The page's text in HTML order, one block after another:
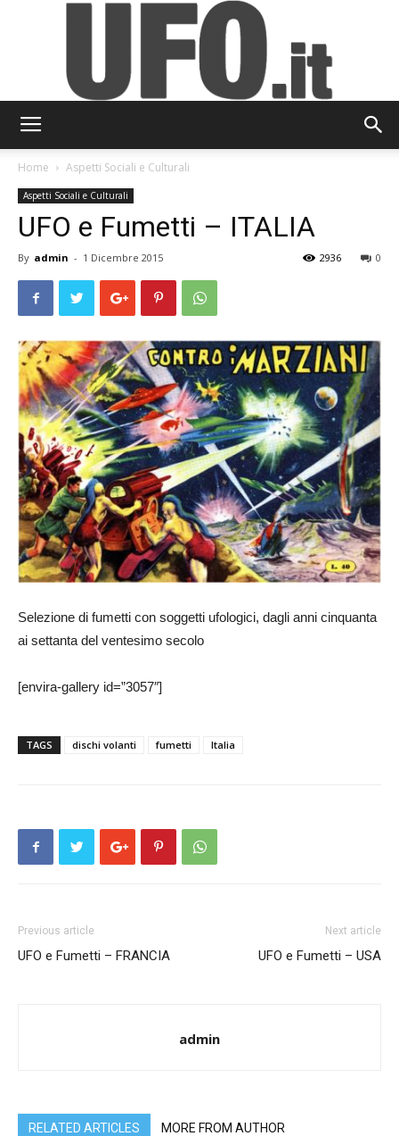
Home Aspetti Sociali e Culturali
Aspetti Sociali e Culturali
UFO e Fumetti – ITALIA
By admin - 1 Dicembre 2015 0
2936
Selezione di fumetti con soggetti ufologici, dagli anni cinquanta
ai settanta del ventesimo secolo
[envira-gallery id=”3057″]
TAGS dischi volanti fumetti Italia
Previous article
UFO e Fumetti – FRANCIA
Next article
UFO e Fumetti – USA
admin
RELATED ARTICLES MORE FROM AUTHOR